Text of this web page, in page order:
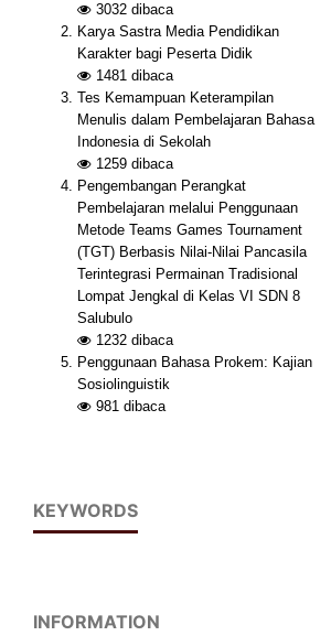
3032 dibaca
Karya Sastra Media Pendidikan
Karakter bagi Peserta Didik
1481 dibaca
Tes Kemampuan Keterampilan
Menulis dalam Pembelajaran Bahasa
Indonesia di Sekolah
1259 dibaca
Pengembangan Perangkat
Pembelajaran melalui Penggunaan
Metode Teams Games Tournament
(TGT) Berbasis Nilai-Nilai Pancasila
Terintegrasi Permainan Tradisional
Lompat Jengkal di Kelas VI SDN 8
Salubulo
1232 dibaca
Penggunaan Bahasa Prokem: Kajian
Sosiolinguistik
981 dibaca
KEYWORDS
INFORMATION